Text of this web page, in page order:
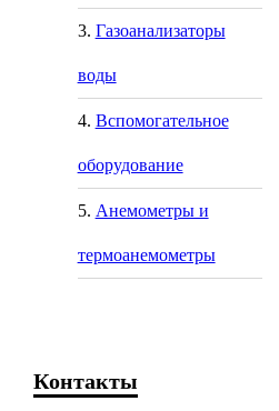
Газоанализаторы
воды
Вспомогательное
оборудование
Анемометры и
термоанемометры
Контакты